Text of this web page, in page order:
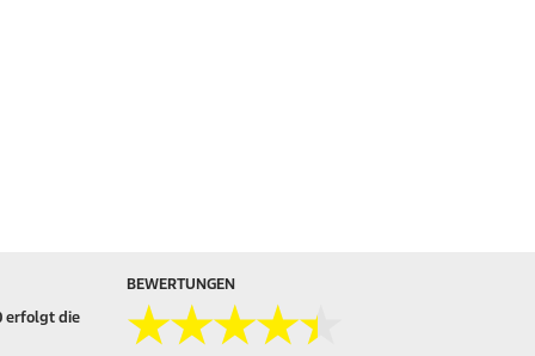
erfolgt die
BEWERTUNGEN
★★★★★
★★★★★